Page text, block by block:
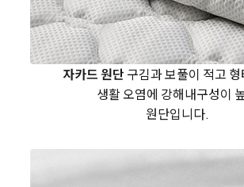
자카드 원단 구김과 보풀이 적고 형
생활 오염에 강해내구성이
원단입니다.